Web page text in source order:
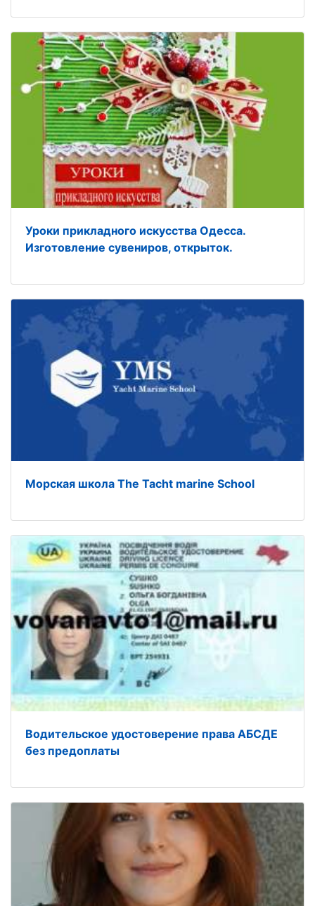
Уроки прикладного искусства Одесса.
Изготовление сувениров, открыток.
Морская школа The Tacht marine School
Водительское удостоверение права АБСДЕ
без предоплаты